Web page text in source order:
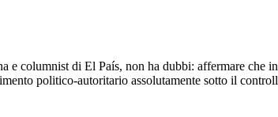
e columnist di El País, non ha dubbi: affermare che
politico-autoritario assolutamente sotto il